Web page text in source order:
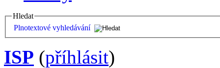
Hledat
Plnotextové vyhledávání
ISP (příhlásit)